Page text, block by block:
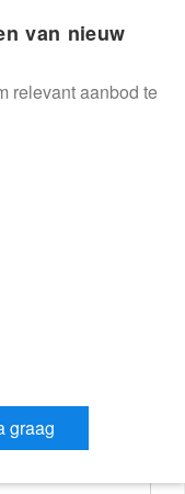
met de
van nieuw
relevant aanbod te
graag